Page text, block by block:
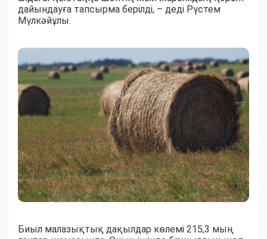
дайындауға тапсырма берілді, – деді Рүстем
Мүлкәйұлы.
Биыл малазықтық дақылдар көлемі 215,3 мың